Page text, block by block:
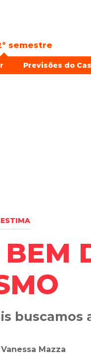
semestre
Previsões do
buscamos
Vanessa Mazza